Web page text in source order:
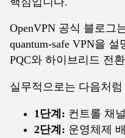
OpenVPN 공식 블로그
quantum-safe VPN을 설
PQC와 하이브리드 전
실무적으로는 다음처
1단계: 컨트롤 채
2단계: 운영체제